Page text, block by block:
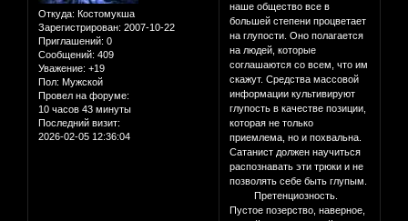
Откуда: Костомукша
Зарегистрирован: 2007-10-22
Приглашений: 0
Сообщений: 409
Уважение: +19
Пол: Мужской
Провел на форуме:
10 часов 43 минуты
Последний визит:
2026-02-05 12:36:04
наше общество все в
большей степени процветает
на глупости. Оно полагается
на людей, которые
соглашаются со всем, что им
скажут. Средства массовой
информации культивируют
глупость в качестве позиции,
которая не только
приемлема, но и похвальна.
Сатанист должен научиться
распознавать эти трюки и не
позволять себе быть глупым.
Претенциозность.
Пустое позерство, наверное,